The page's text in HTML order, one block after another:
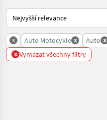
Takto se řadí nabídky na
x Auto Motocykle x Auto x
x Vymazat všechny filtry